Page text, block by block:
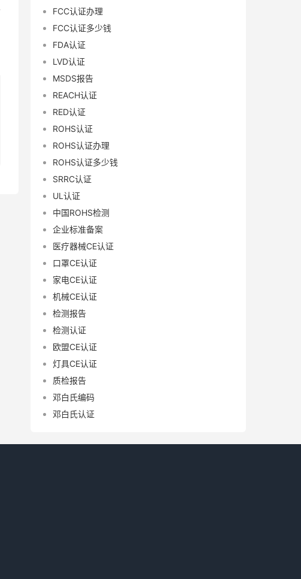
FCC认证办理
FCC认证多少钱
FDA认证
LVD认证
MSDS报告
REACH认证
RED认证
ROHS认证
ROHS认证办理
ROHS认证多少钱
SRRC认证
UL认证
中国ROHS检测
企业标准备案
医疗器械CE认证
口罩CE认证
家电CE认证
机械CE认证
检测报告
检测认证
欧盟CE认证
灯具CE认证
质检报告
邓白氏编码
邓白氏认证